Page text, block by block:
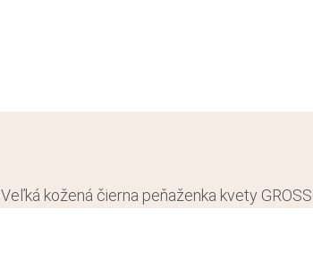
Veľká kožená čierna peňaženka kvety